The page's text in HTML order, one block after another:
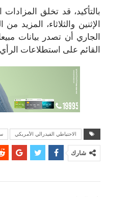
الإثنين والثلاثاء،
الجاري أن تصدر بيانات
القائم على استطلاعات
الاحتياطي الفيدرالي الأمريكي
شارك